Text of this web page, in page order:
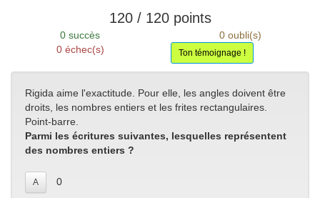
120/ 120points
0 succès 0 oubli(s)
0 échec(s) Ton témoignage !
Rigida aime l'exactitude. Pour elle, les angles doivent être
droits, les nombres entiers et les frites rectangulaires.
Point-barre.
Parmi les écritures suivantes, lesquelles représentent
des nombres entiers ?
A 0